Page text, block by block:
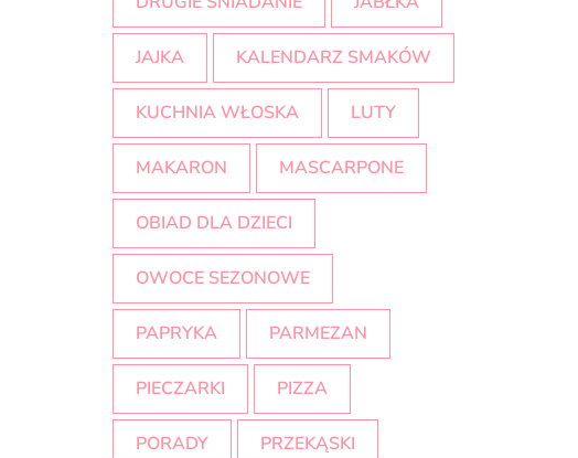
JAJKA KALENDARZ SMAKÓW
KUCHNIA WŁOSKA LUTY
MAKARON MASCARPONE
OBIAD DLA DZIECI
OWOCE SEZONOWE
PAPRYKA PARMEZAN
PIECZARKI PIZZA
PORADY PRZEKĄSKI